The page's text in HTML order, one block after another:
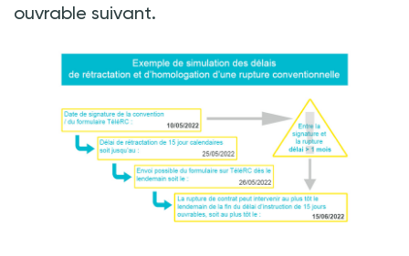
ouvrable suivant.